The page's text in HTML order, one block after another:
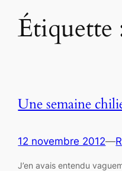
Étiquette
Une semaine
12 novembre 2012—
J’en avais entendu